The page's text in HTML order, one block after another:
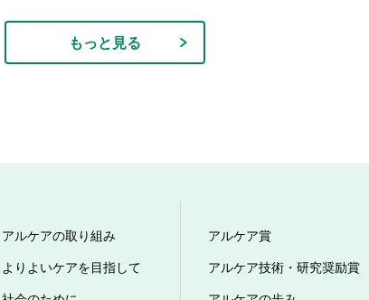
もっと見る
アルケアの取り組み
よりよいケアを目指して
アルケア賞
アルケア技術・研究奨励賞